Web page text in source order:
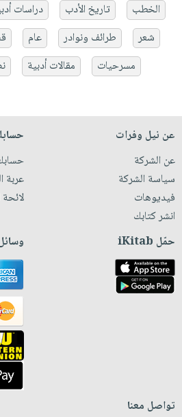
الخطب
تاريخ الأدب دراسات
شعر
طرائف ونوادر عام
مسرحيات
مقالات أدبية
عن نيل وفرات
عن الشركة
سياسة الشركة
فيديوهات
انشر كتابك
عربة
لائحة
حمّل iKitab
تواصل معنا